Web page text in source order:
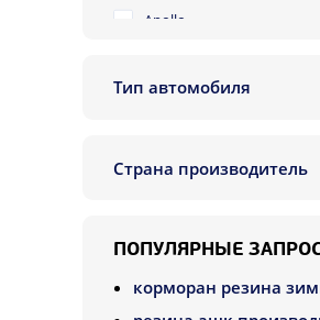
26
420
Apollo
Atlas
BFGoodrich
BlackLion
Тип автомобиля
легкогрузовой
Страна производитель
Япония
Китай
ПОПУЛЯРНЫЕ
корморан резина